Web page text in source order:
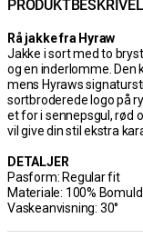
Rå jakke fra Hyraw
Jakke i sort med to
og en inderlomme. Den
mens Hyraws
sortbroderede logo på
et for i sennepsgul, rød
vil give din stil ekstra
DETALJER
Pasform: Regular fit
Materiale: 100% Bomuld
Vaskeanvisning: 30°